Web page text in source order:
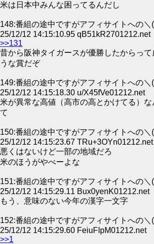
米は日本中みんな困ってるんだし
148:番組の途中ですがアフィサイトへの＼
25/12/12 14:15:10.95 qB51kR2701212.net
>>131
昔から阪神タイガースが優勝したからって
うな賞だぞ
149:番組の途中ですがアフィサイトへの＼
25/12/12 14:15:18.30 u/X45fVe01212.net
米が異常な高値（高市の高とかけてる）
て
150:番組の途中ですがアフィサイトへの＼
25/12/12 14:15:23.67 TRu+3OYn01212.net
悪くはないけど一部の地域だろ
米のほうがやべーよな
151:番組の途中ですがアフィサイトへの＼
25/12/12 14:15:29.11 Bux0yenK01212.net
もう、意味のない今年の漢字一文字
152:番組の途中ですがアフィサイトへの＼
25/12/12 14:15:29.60 FeiuFIpM01212.net
>>1